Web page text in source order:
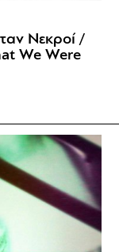
Νεκροί /
We Were